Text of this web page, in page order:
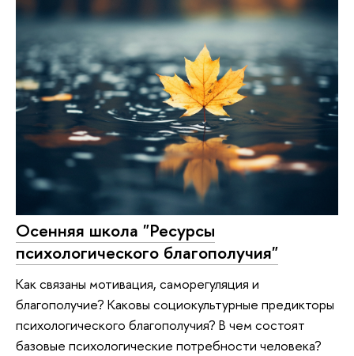
Осенняя школа "Ресурсы
психологического благополучия"
Как связаны мотивация, саморегуляция и
благополучие? Каковы социокультурные предикторы
психологического благополучия? В чем состоят
базовые психологические потребности человека?